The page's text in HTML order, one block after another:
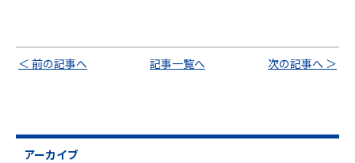
＜ 前の記事へ 記事一覧へ 次の記事へ ＞
アーカイブ